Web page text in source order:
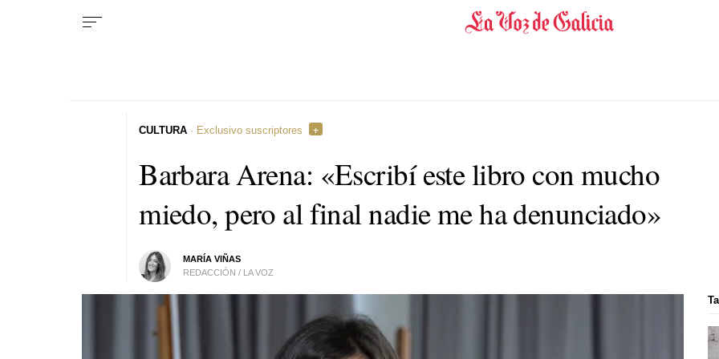
Barbara Arena: «Escribí este libro con mucho
miedo, pero al final nadie me ha denunciado»
MARÍA VIÑAS
REDACCIÓN / LA VOZ
CULTURA · Exclusivo suscriptores